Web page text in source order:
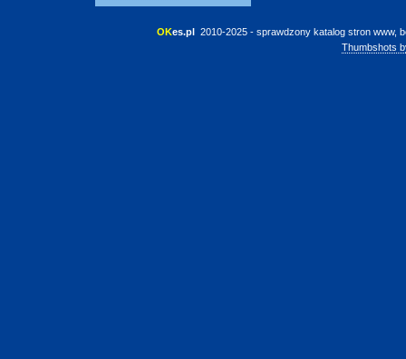
OKes.pl 2010-2025 - sprawdzony katalog stron www,
Thumbshots